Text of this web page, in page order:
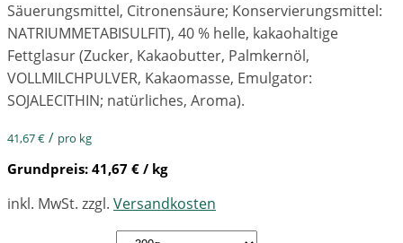
Säuerungsmittel, Citronensäure; Konservierungsmittel:
NATRIUMMETABISULFIT), 40 % helle, kakaohaltige
Fettglasur (Zucker, Kakaobutter, Palmkernöl,
VOLLMILCHPULVER, Kakaomasse, Emulgator:
SOJALECITHIN; natürliches, Aroma).
41,67€ / pro kg
Grundpreis: 41,67 € / kg
inkl. MwSt. zzgl. Versandkosten